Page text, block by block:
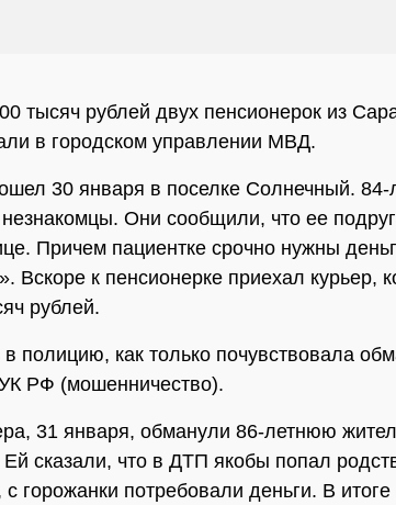
тысяч рублей двух пенсионерок из
в городском управлении МВД.
30 января в поселке Солнечный. 84-
Они сообщили, что ее
Причем пациентке срочно нужны
Вскоре к пенсионерке приехал курьер,
рублей.
полицию, как только почувствовала
РФ (мошенничество).
31 января, обманули 86-летнюю
Ей сказали, что в ДТП якобы попал
горожанки потребовали деньги. В итоге